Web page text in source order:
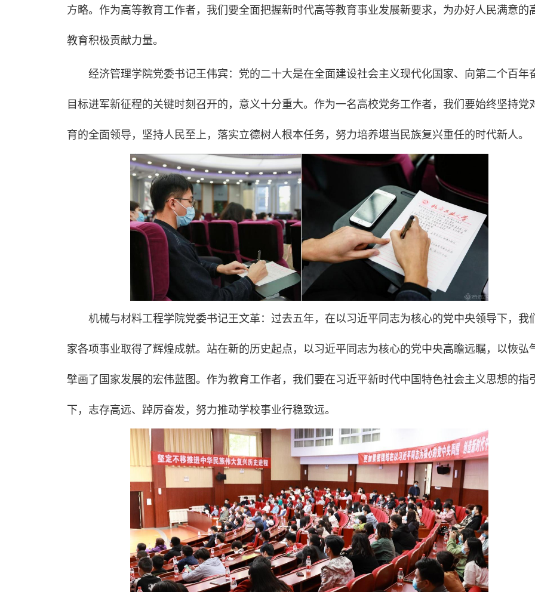
方略。作为高等教育工作者，我们要全面把握新时代高等教育事业发展新要求，为办好人民满意的
教育积极贡献力量。
经济管理学院党委书记王伟宾：党的二十大是在全面建设社会主义现代化国家、向第二个百年
目标进军新征程的关键时刻召开的，意义十分重大。作为一名高校党务工作者，我们要始终坚持党
育的全面领导，坚持人民至上，落实立德树人根本任务，努力培养堪当民族复兴重任的时代新人。
机械与材料工程学院党委书记王文革：过去五年，在以习近平同志为核心的党中央领导下，我
家各项事业取得了辉煌成就。站在新的历史起点，以习近平同志为核心的党中央高瞻远瞩，以恢弘
擘画了国家发展的宏伟蓝图。作为教育工作者，我们要在习近平新时代中国特色社会主义思想的指引
下，志存高远、踔厉奋发，努力推动学校事业行稳致远。